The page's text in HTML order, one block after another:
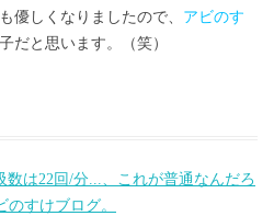
優しくなりましたので、 アビのす
だと思います。（笑）
数は22回/分...、これが普通なんだろ
すけブログ。